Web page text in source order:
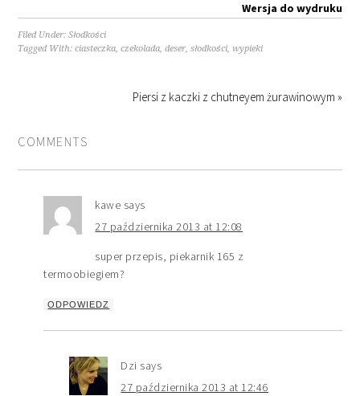
Wersja do wydruku
Filed Under:Słodkości
Tagged With:ciasteczka,czekolada,deser,słodkości,wypieki
Piersi z kaczki z chutneyem żurawinowym »
COMMENTS
kawe says
27 października 2013 at 12:08
super przepis, piekarnik 165 z
termoobiegiem?
ODPOWIEDZ
Dzi says
27 października 2013 at 12:46